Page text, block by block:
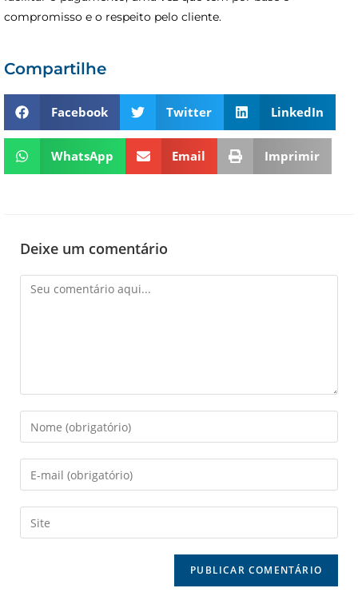
compromisso e o respeito pelo cliente.
Compartilhe
Facebook Twitter LinkedIn
WhatsApp Email Imprimir
Deixe um comentário